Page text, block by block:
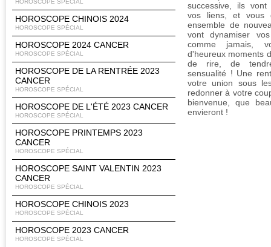
HOROSCOPE SPÉCIAL
HOROSCOPE CHINOIS 2024
HOROSCOPE SPÉCIAL
HOROSCOPE 2024 CANCER
HOROSCOPE SPÉCIAL
HOROSCOPE DE LA RENTRÉE 2023
CANCER
HOROSCOPE SPÉCIAL
HOROSCOPE DE L'ÉTÉ 2023 CANCER
HOROSCOPE SPÉCIAL
HOROSCOPE PRINTEMPS 2023
CANCER
HOROSCOPE SPÉCIAL
HOROSCOPE SAINT VALENTIN 2023
CANCER
HOROSCOPE SPÉCIAL
HOROSCOPE CHINOIS 2023
HOROSCOPE SPÉCIAL
HOROSCOPE 2023 CANCER
HOROSCOPE SPÉCIAL
successive, ils
vos liens, et vous
ensemble de
vont dynamiser
comme jamais,
d'heureux moments
de rire, de
sensualité ! Une
votre union sous
redonner à votre
bienvenue, que
envieront !